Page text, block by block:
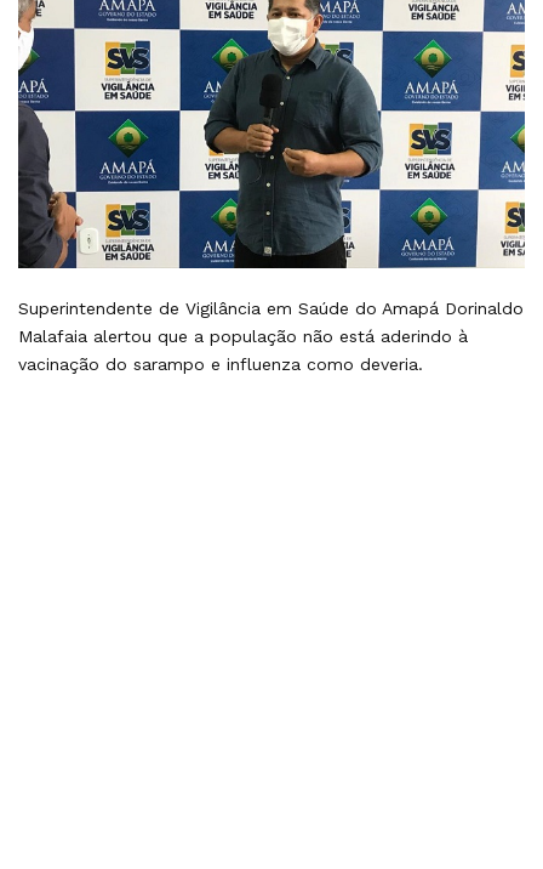
Superintendente de Vigilância em Saúde do Amapá Dorinaldo
Malafaia alertou que a população não está aderindo à
vacinação do sarampo e influenza como deveria.